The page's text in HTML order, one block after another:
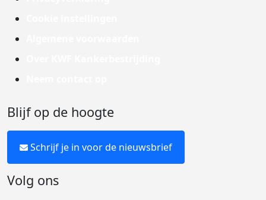
Blijf op de hoogte
Schrijf je in voor de nieuwsbrief
Volg ons